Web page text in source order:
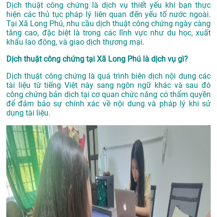
Dịch thuật công chứng là dịch vụ thiết yếu khi bạn thực
hiện các thủ tục pháp lý liên quan đến yếu tố nước ngoài.
Tại Xã Long Phú, nhu cầu dịch thuật công chứng ngày càng
tăng cao, đặc biệt là trong các lĩnh vực như du học, xuất
khẩu lao động, và giao dịch thương mại.
Dịch thuật công chứng tại Xã Long Phú là dịch vụ gì?
Dịch thuật công chứng là quá trình biên dịch nội dung các
tài liệu từ tiếng Việt này sang ngôn ngữ khác và sau đó
công chứng bản dịch tại cơ quan chức năng có thẩm quyền
để đảm bảo sự chính xác về nội dung và pháp lý khi sử
dụng tài liệu.